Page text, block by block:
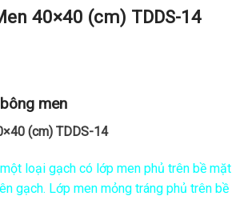
40×40 (cm) TDDS-14
men
(cm) TDDS-14
loại gạch có lớp men phủ trên bề mặt
gạch. Lớp men mỏng tráng phủ trên bề